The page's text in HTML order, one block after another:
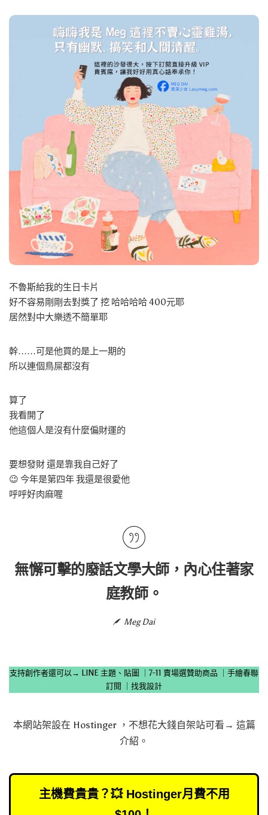
不魯斯給我的生日卡片
好不容易剛剛去對獎了 挖 哈哈哈哈 400元耶
居然對中大樂透不簡單耶
幹……可是他買的是上一期的
所以連個鳥屎都沒有
算了
我看開了
他這個人是沒有什麼偏財運的
要想發財 還是靠我自己好了
😉 今年是第四年 我還是很愛他
呼呼好肉麻喔
無懈可擊的廢話文學大師，內心住著家
庭教師。
Meg Dai
支持創作者還可以→ LINE 主題、貼圖 7-11 賣場選贊助商品
手繪春聯
訂閱
找我設計
本網站架設在 Hostinger，不想花大錢自架站可看→ 這篇
介紹 。
主機費貴貴？💥 Hostinger月費不用